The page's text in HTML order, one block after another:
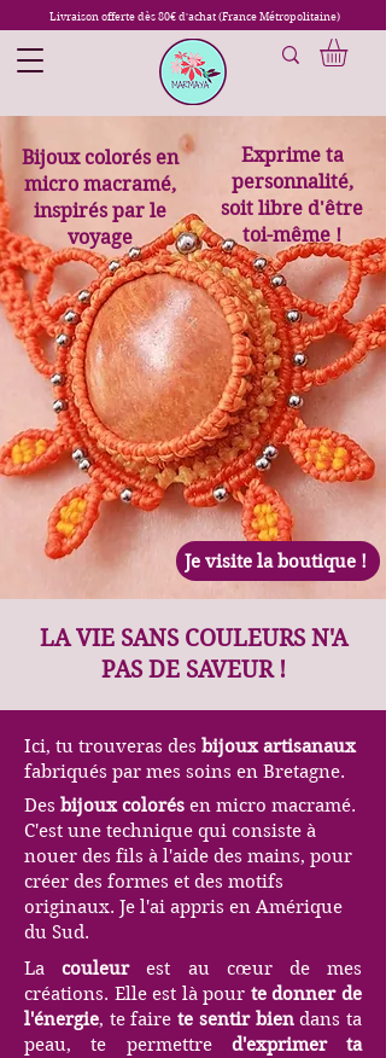
Livraison offerte dès 80€ d'achat (France Métropolitaine)
Bijoux colorés en
micro macramé,
inspirés par le
voyage
Exprime ta
personnalité,
soit libre d'être
toi-même !
Je visite la boutique !
LA VIE SANS COULEURS N'A
PAS DE SAVEUR !
Ici, tu trouveras des bijoux artisanaux
fabriqués par mes soins en Bretagne.
Des bijoux colorés en micro macramé.
C'est une technique qui consiste à
nouer des fils à l'aide des mains, pour
créer des formes et des motifs
originaux. Je l'ai appris en Amérique
du Sud.
Lacouleurest au cœur de mes
créations. Elle est là pour te donner de
l'énergie, te fairete sentir biendans ta
peau, te permettre d'exprimer ta